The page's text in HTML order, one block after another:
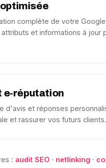
complète de votre
et informations à jour
e-réputation
d'avis et réponses
et rassurer vos futurs clients.
: audit SEO · netlinking ·